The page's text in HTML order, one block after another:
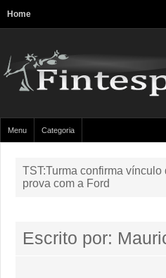
Home
Menu Categoria
TST:Turma confirma
prova com a Ford
Escrito por: